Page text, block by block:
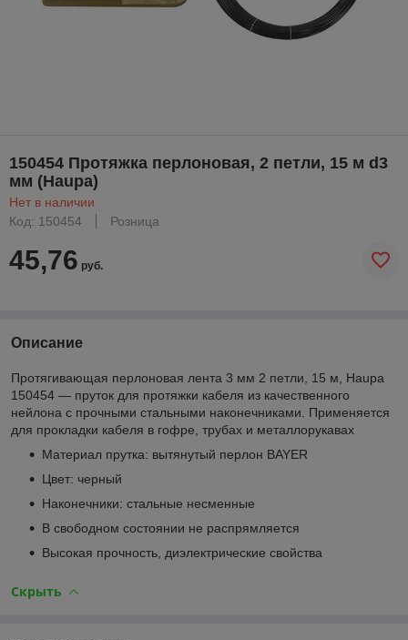
150454 Протяжка перлоновая, 2 петли, 15 м d3
мм (Haupa)
Нет в наличии
Код: 150454
Розница
45,76 руб.
Описание
Протягивающая перлоновая лента 3 мм 2 петли, 15 м, Haupa
150454 — пруток для протяжки кабеля из качественного
нейлона с прочными стальными наконечниками. Применяется
для прокладки кабеля в гофре, трубах и металлорукавах
Материал прутка: вытянутый перлон BAYER
Цвет: черный
Наконечники: стальные несменные
В свободном состоянии не распрямляется
Высокая прочность, диэлектрические свойства
Скрыть